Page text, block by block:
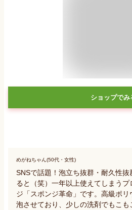
ショップでみ
めがねちゃん(50代・女性)
SNSで話題！泡立ち抜群・耐久性
ると（笑）一年以上使えてしまう
ジ「スポンジ革命」です。高級ポ
泡させており、少しの洗剤でもこ